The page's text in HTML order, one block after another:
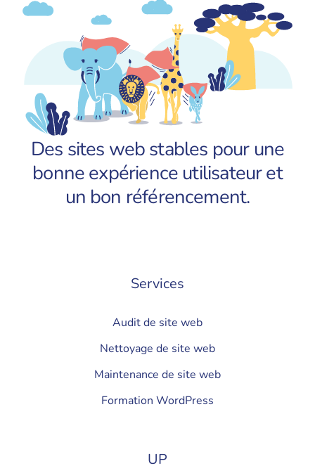
Des sites web stables pour une
bonne expérience utilisateur et
un bon référencement.
Services
Audit de site web
Nettoyage de site web
Maintenance de site web
Formation WordPress
UP